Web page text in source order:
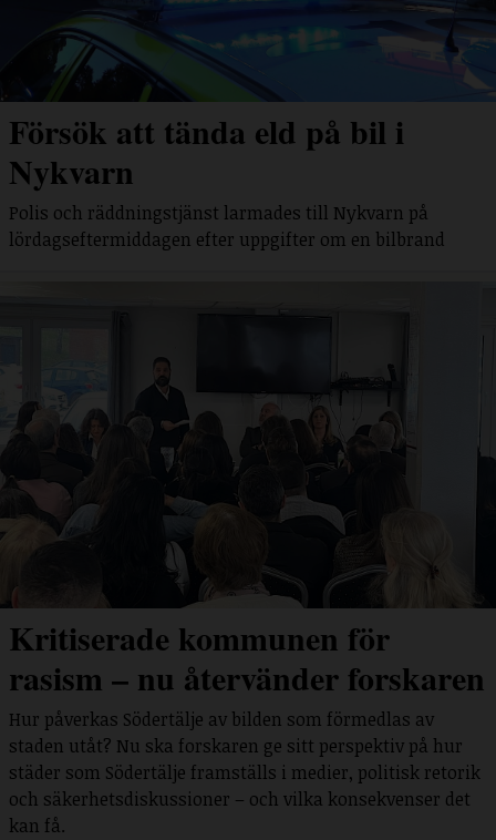
Försök att tända eld på bil i
Nykvarn
Polis och räddningstjänst larmades till Nykvarn på
lördagseftermiddagen efter uppgifter om en bilbrand
Kritiserade kommunen för
rasism – nu återvänder forskaren
Hur påverkas Södertälje av bilden som förmedlas av
staden utåt? Nu ska forskaren ge sitt perspektiv på hur
städer som Södertälje framställs i medier, politisk retorik
och säkerhetsdiskussioner – och vilka konsekvenser det
kan få.